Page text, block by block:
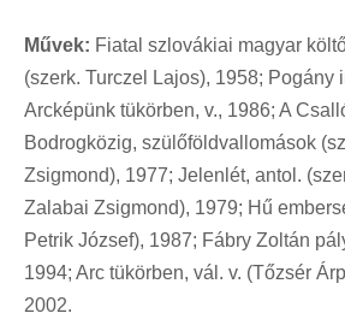
Művek: Fiatal szlovákiai magyar
(szerk. Turczel Lajos), 1958; Pogány
Arcképünk tükörben, v., 1986; A
Bodrogközig, szülőföldvallomások
Zsigmond), 1977; Jelenlét, antol.
Zalabai Zsigmond), 1979; Hű
Petrik József), 1987; Fábry Zoltán
1994; Arc tükörben, vál. v. (Tőzsér
2002.